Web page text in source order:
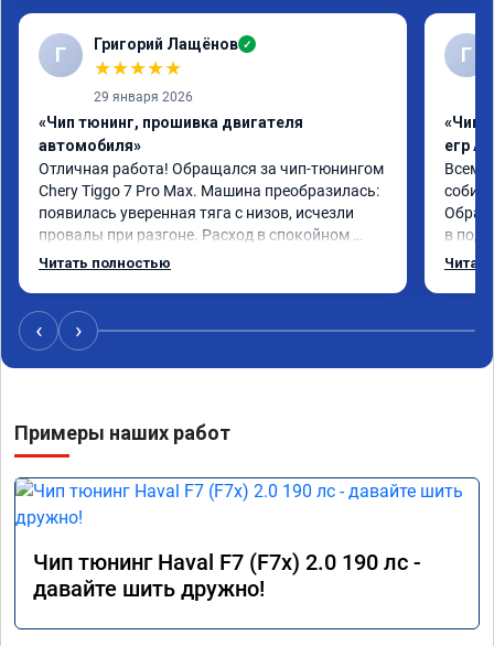
Г Григорий Лащёнов ✓
★★★★★
29 января 2026
«Чип тюнинг, прошивка двигателя
автомобиля»
Отличная работа! Обращался за чип-тюнингом
Chery Tiggo 7 Pro Max. Машина преобразилась:
появилась уверенная тяга с низов, исчезли
провалы при разгоне. Расход в спокойном
режиме даже немного снизился. Все сделали
Читать полностью
Г
«Чип
егр
Всем
в
‹ ›
Примеры наших работ
Чип тюнинг Haval F7 (F7x) 2.0 190 лс -
давайте шить дружно!